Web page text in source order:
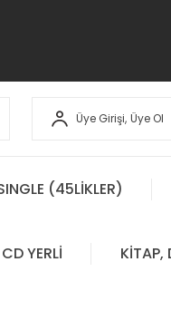
Üye Girişi, Üye Ol
(45LİKLER)
CD YERLİ KİTAP,